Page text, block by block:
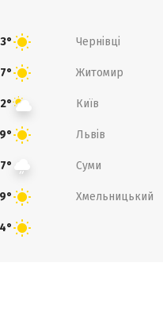
Чернівці
Житомир
Київ
Львів
Суми
Хмельницький